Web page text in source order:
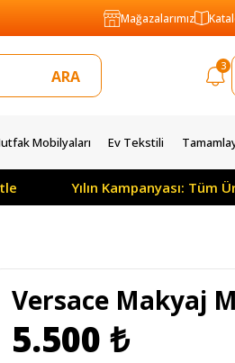
Mağazalarımız
3
Mobilyaları Ev Tekstili
Yılın Kampanyası: Tüm
Versace Makyaj
5.500 ₺